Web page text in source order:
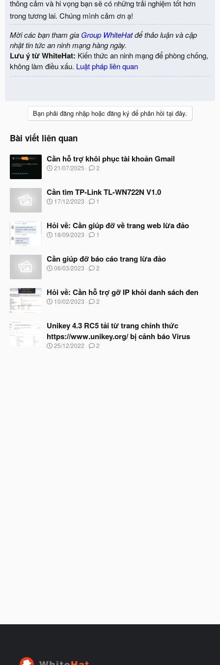
thông cảm và hi vọng bạn sẽ có những trải nghiệm tốt hơn
trong tương lai. Chúng mình cảm ơn ạ!
Mời các bạn tham gia Group WhiteHatđể thảo luận và cập
nhật tin tức an ninh mạng hàng ngày.
Lưu ý từ WhiteHat: Kiến thức an ninh mạng để phòng chống,
không làm điều xấu. Luật pháp liên quan
Bạn phải đăng nhập hoặc đăng ký để phản hồi tại đây.
Bài viết liên quan
Cần hỗ trợ khôi phục tài khoản Gmail
N
y
b
ắ
đ
ầ
u
21/07/2025 2
Cần tìm TP-Link TL-WN722N V1.0
N
y
b
ắ
đ
ầ
u
17/12/2023 1
Hỏi về: Cần giúp đỡ về trang web lừa đảo
N
y
b
ắ
đ
ầ
u
18/09/2023 1
Cần giúp đỡ báo cáo trang lừa đảo
N
y
b
ắ
ầ
u
06/03/2023 2
Hỏi về: Cần hỗ trợ gỡ IP khỏi danh sách đen
N
y
ắ
t
10/02/2023 2
Unikey 4.3 RC5 tải từ trang chính thức
https://www.unikey.org/ bị cảnh báo Virus
N
25/12/2022 2